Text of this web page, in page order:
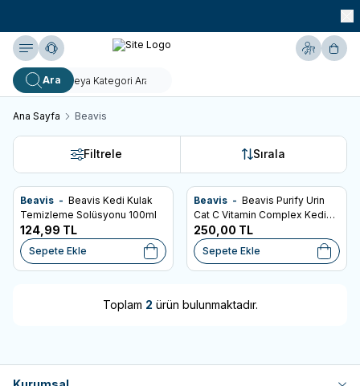
Yardım
Ara
Hesabım
Ana Sayfa Beavis
Filtrele Sırala
Favorilere Ekle
Beavis - Beavis Kedi Kulak
Temizleme Solüsyonu 100ml
124,99 TL
Sepete Ekle
SKT: 08.2026
Favorilere Ekle
Beavis - Beavis Purify Urin
Cat C Vitamin Complex Kedi
Tableti 12 Gr - 40 Tablet
250,00 TL
Sepete Ekle
Toplam 2 ürün bulunmaktadır.